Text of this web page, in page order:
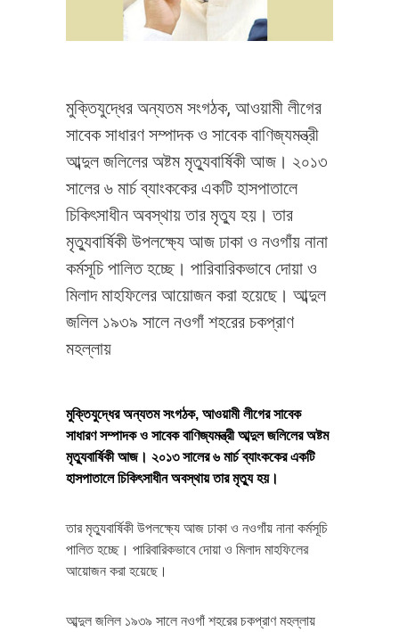
মুক্তিযুদ্ধের অন্যতম সংগঠক, আওয়ামী লীগের
সাবেক সাধারণ সম্পাদক ও সাবেক বাণিজ্যমন্ত্রী
আব্দুল জলিলের অষ্টম মৃত্যুবার্ষিকী আজ। ২০১৩
সালের ৬ মার্চ ব্যাংককের একটি হাসপাতালে
চিকিৎসাধীন অবস্থায় তার মৃত্যু হয়। তার
মৃত্যুবার্ষিকী উপলক্ষ্যে আজ ঢাকা ও নওগাঁয় নানা
কর্মসূচি পালিত হচ্ছে। পারিবারিকভাবে দোয়া ও
মিলাদ মাহফিলের আয়োজন করা হয়েছে। আব্দুল
জলিল ১৯৩৯ সালে নওগাঁ শহরের চকপ্রাণ
মহল্লায়
মুক্তিযুদ্ধের অন্যতম সংগঠক, আওয়ামী লীগের সাবেক
সাধারণ সম্পাদক ও সাবেক বাণিজ্যমন্ত্রী আব্দুল জলিলের অষ্টম
মৃত্যুবার্ষিকী আজ। ২০১৩ সালের ৬ মার্চ ব্যাংককের একটি
হাসপাতালে চিকিৎসাধীন অবস্থায় তার মৃত্যু হয়।
তার মৃত্যুবার্ষিকী উপলক্ষ্যে আজ ঢাকা ও নওগাঁয় নানা কর্মসূচি
পালিত হচ্ছে। পারিবারিকভাবে দোয়া ও মিলাদ মাহফিলের
আয়োজন করা হয়েছে।
আব্দুল জলিল ১৯৩৯ সালে নওগাঁ শহরের চকপ্রাণ মহল্লায়